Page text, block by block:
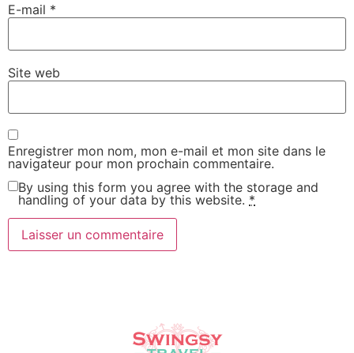
E-mail *
Site web
Enregistrer mon nom, mon e-mail et mon site dans le
navigateur pour mon prochain commentaire.
By using this form you agree with the storage and
handling of your data by this website. *